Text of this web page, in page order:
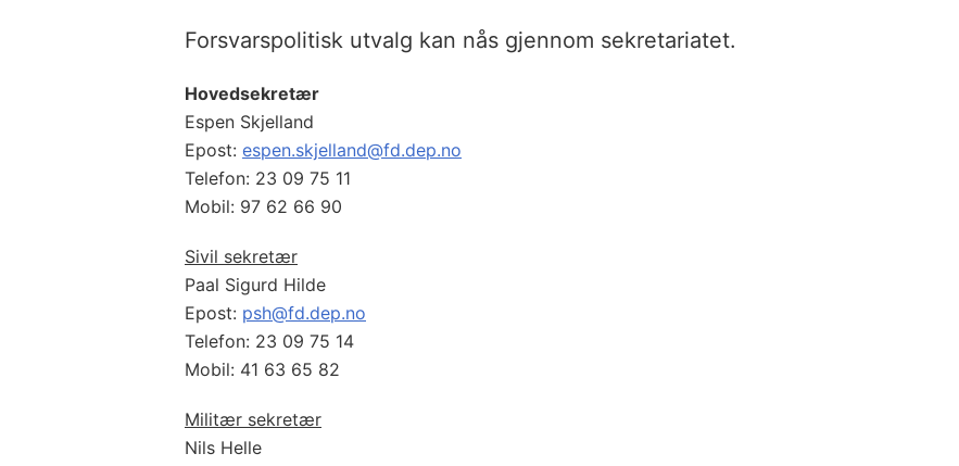
Forsvarspolitisk utvalg kan nås gjennom sekretariatet.
Hovedsekretær
Espen Skjelland
Epost: espen.skjelland@fd.dep.no
Telefon: 23 09 75 11
Mobil: 97 62 66 90
Sivil sekretær
Paal Sigurd Hilde
Epost: psh@fd.dep.no
Telefon: 23 09 75 14
Mobil: 41 63 65 82
Militær sekretær
Nils Helle